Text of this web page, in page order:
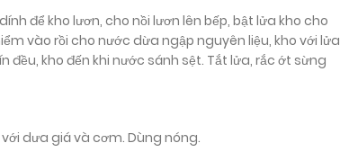
để kho lươn, cho nồi lươn lên bếp, bật lửa kho cho
vào rồi cho nước dừa ngập nguyên liệu, kho với lửa
đều, kho đến khi nước sánh sệt. Tắt lửa, rắc ớt sừng
dưa giá và cơm. Dùng nóng.